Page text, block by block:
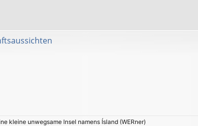
kleine unwegsame lnsel namens Ísland (WERner)